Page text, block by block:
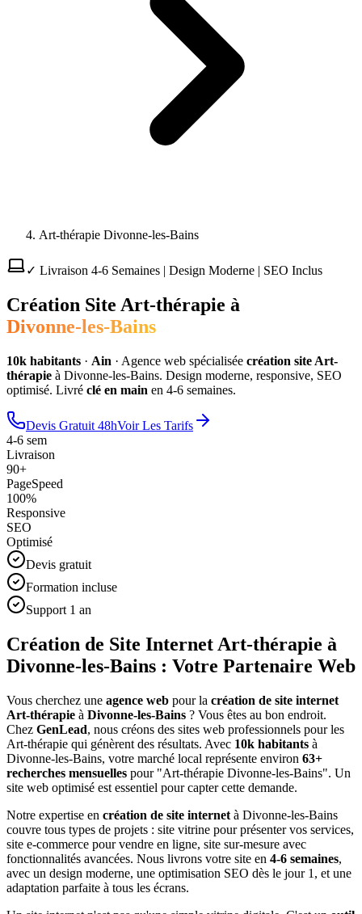
Art-thérapie Divonne-les-Bains
✓ Livraison 4-6 Semaines | Design Moderne | SEO Inclus
Création Site Art-thérapie à
Divonne-les-Bains
10k habitants · Ain · Agence web spécialisée création site Art-
thérapie à Divonne-les-Bains. Design moderne, responsive, SEO
optimisé. Livré clé en main en 4-6 semaines.
Devis Gratuit 48hVoir Les Tarifs
4-6 sem
Livraison
90+
PageSpeed
100%
Responsive
SEO
Optimisé
Devis gratuit
Formation incluse
Support 1 an
Création de Site Internet Art-thérapie à
Divonne-les-Bains : Votre Partenaire Web
Vous cherchez une agence web pour la création de site internet
Art-thérapie à Divonne-les-Bains ? Vous êtes au bon endroit.
Chez GenLead, nous créons des sites web professionnels pour les
Art-thérapie qui génèrent des résultats. Avec 10k habitants à
Divonne-les-Bains, votre marché local représente environ 63+
recherches mensuelles pour "Art-thérapie Divonne-les-Bains". Un
site web optimisé est essentiel pour capter cette demande.
Notre expertise en création de site internet à Divonne-les-Bains
couvre tous types de projets : site vitrine pour présenter vos services,
site e-commerce pour vendre en ligne, site sur-mesure avec
fonctionnalités avancées. Nous livrons votre site en 4-6 semaines,
avec un design moderne, une optimisation SEO dès le jour 1, et une
adaptation parfaite à tous les écrans.